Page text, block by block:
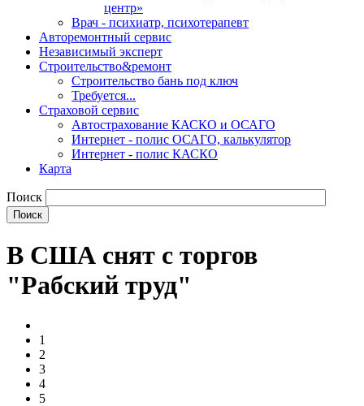
центр»
Врач - психиатр, психотерапевт
Авторемонтный сервис
Независимый эксперт
Строительство&ремонт
Строительство бань под ключ
Требуется...
Страховой сервис
Автострахование КАСКО и ОСАГО
Интернет - полис ОСАГО, калькулятор
Интернет - полис КАСКО
Карта
Поиск
В США снят с торгов
"Рабский труд"
1
2
3
4
5